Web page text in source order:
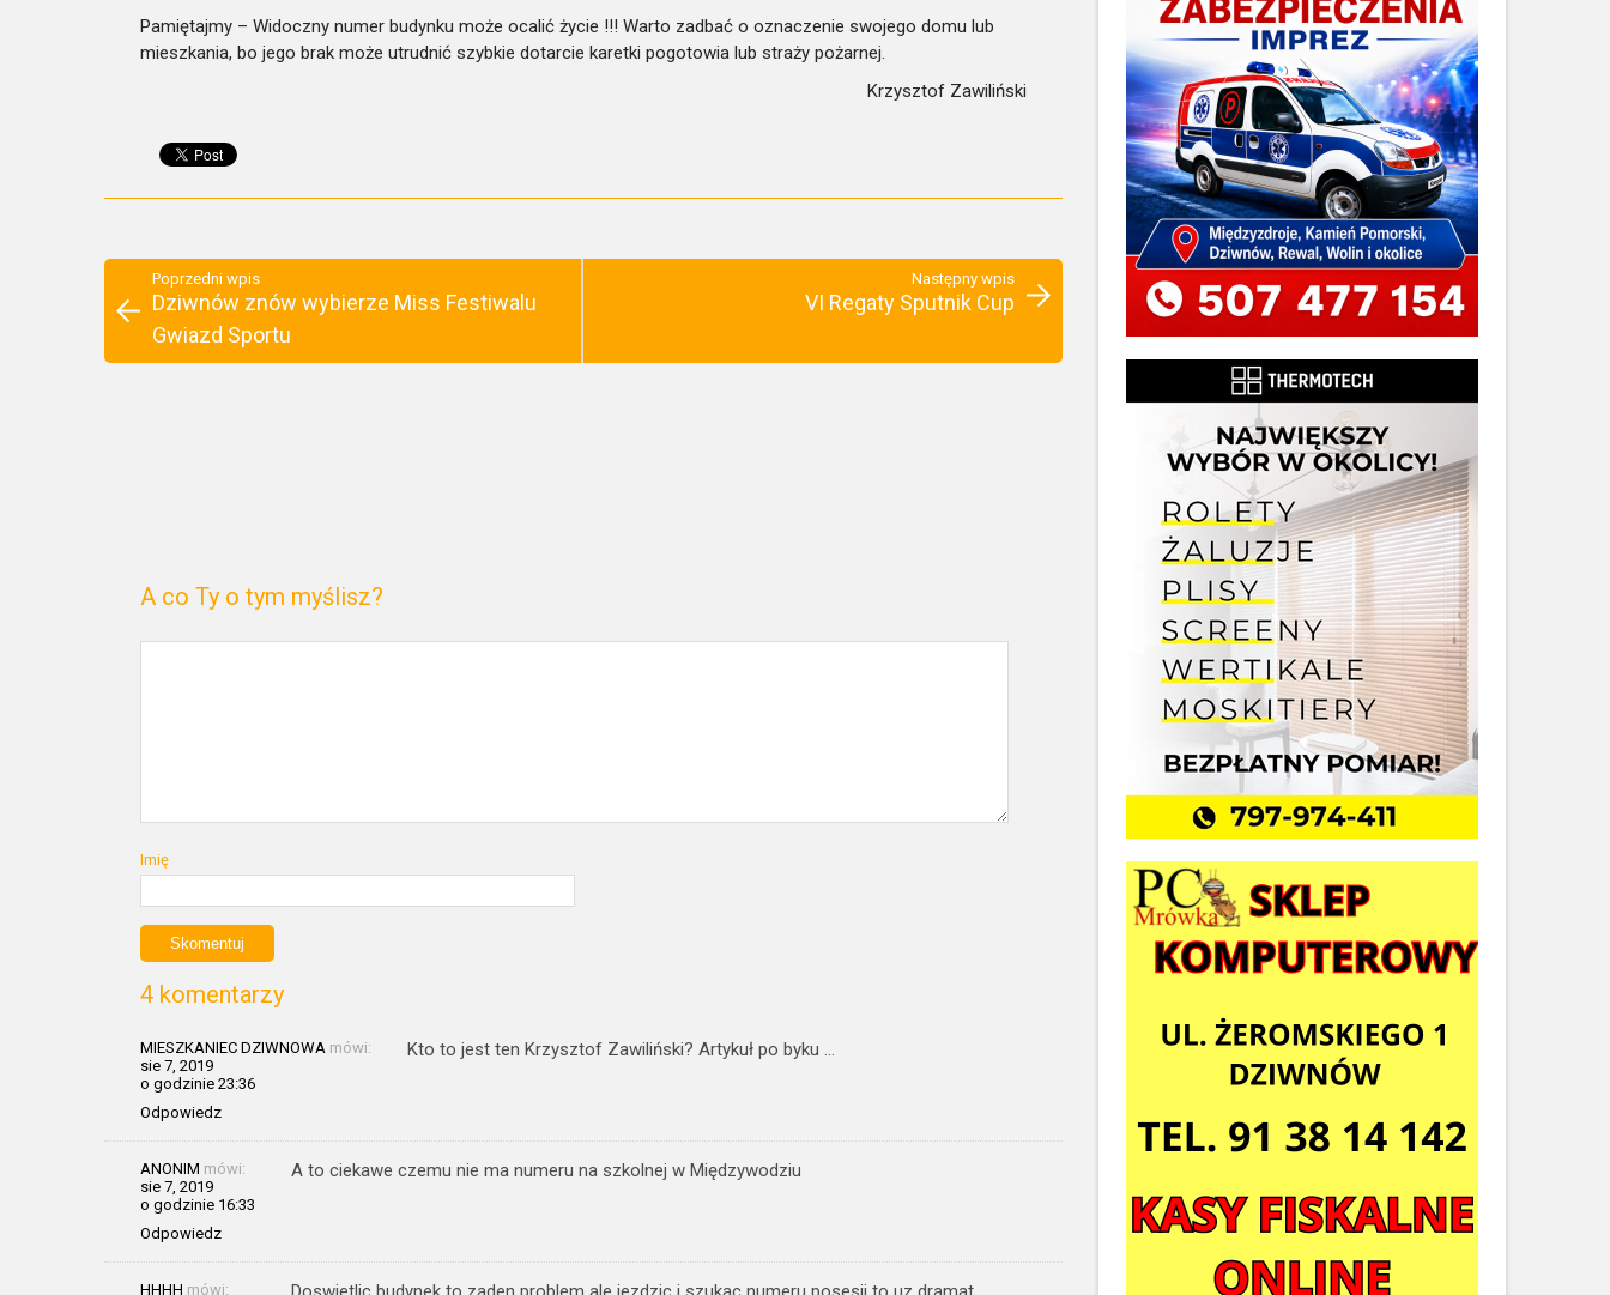
Pamiętajmy – Widoczny numer budynku może ocalić życie !!! Warto zadbać o oznaczenie swojego domu lub
mieszkania, bo jego brak może utrudnić szybkie dotarcie karetki pogotowia lub straży pożarnej.
Krzysztof Zawiliński
Poprzedni wpis
Dziwnów znów wybierze Miss Festiwalu
Gwiazd Sportu
Następny wpis
VI Regaty Sputnik Cup
A co Ty o tym myślisz?
Imię
4 komentarzy
MIESZKANIEC DZIWNOWA mówi:
sie 7, 2019
o godzinie 23:36
Odpowiedz
Kto to jest ten Krzysztof Zawiliński? Artykuł po byku …
ANONIM mówi:
sie 7, 2019
o godzinie 16:33
Odpowiedz
A to ciekawe czemu nie ma numeru na szkolnej w Międzywodziu
HHHH mówi: